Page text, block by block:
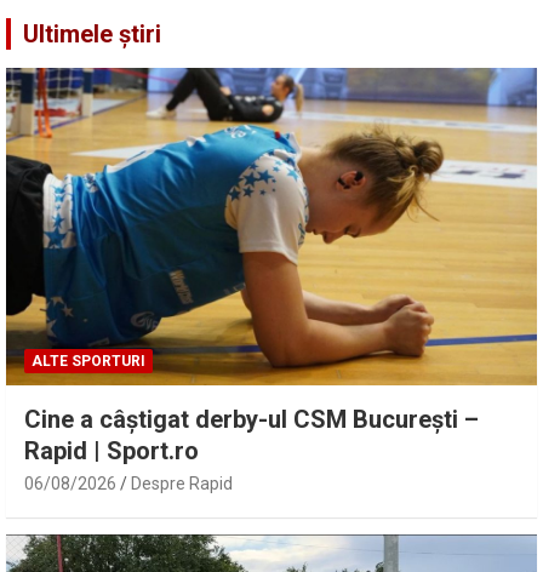
Ultimele știri
ALTE SPORTURI
Cine a câștigat derby-ul CSM București –
Rapid | Sport.ro
06/08/2026 Despre Rapid